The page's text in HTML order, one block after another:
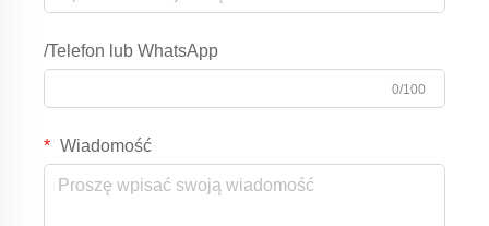
/Telefon lub WhatsApp
0/100
Wiadomość